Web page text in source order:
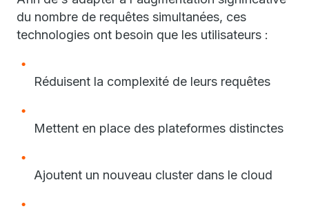
du nombre de requêtes simultanées, ces
technologies ont besoin que les utilisateurs :
Réduisent la complexité de leurs requêtes
Mettent en place des plateformes distinctes
Ajoutent un nouveau cluster dans le cloud